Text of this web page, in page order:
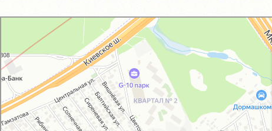
GM-City&VAG-Repair
Автосервис, автотехцентр в Москве
Магазин автозапчастей и автотоваров в Москве